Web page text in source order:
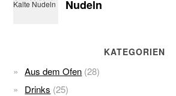
KATEGORIEN
Aus dem Ofen (28)
Drinks (25)